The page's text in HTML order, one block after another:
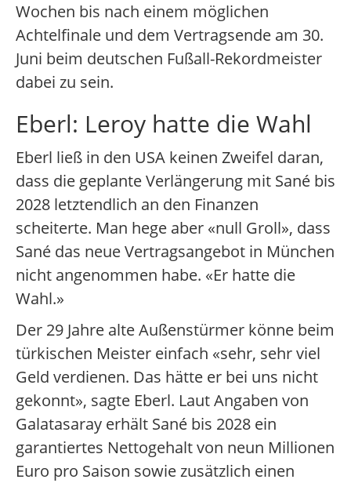
Wochen bis nach einem möglichen
Achtelfinale und dem Vertragsende am 30.
Juni beim deutschen Fußall-Rekordmeister
dabei zu sein.
Eberl: Leroy hatte die Wahl
Eberl ließ in den USA keinen Zweifel daran,
dass die geplante Verlängerung mit Sané bis
2028 letztendlich an den Finanzen
scheiterte. Man hege aber «null Groll», dass
Sané das neue Vertragsangebot in München
nicht angenommen habe. «Er hatte die
Wahl.»
Der 29 Jahre alte Außenstürmer könne beim
türkischen Meister einfach «sehr, sehr viel
Geld verdienen. Das hätte er bei uns nicht
gekonnt», sagte Eberl. Laut Angaben von
Galatasaray erhält Sané bis 2028 ein
garantiertes Nettogehalt von neun Millionen
Euro pro Saison sowie zusätzlich einen